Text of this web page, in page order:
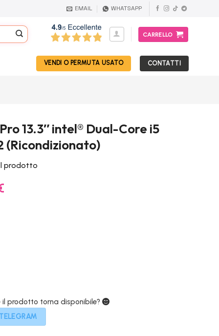
EMAIL WHATSAPP
CARRELLO
VENDI O PERMUTA USATO CONTATTI
13.3″ intel® Dual-Core i5
(Ricondizionato)
prodotto
Il
prezzo
il prodotto torna disponibile?